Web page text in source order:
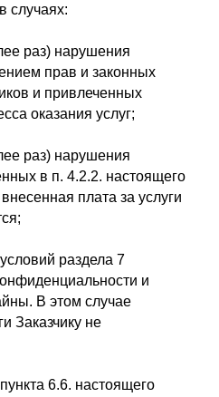
случаях:
раз) нарушения
прав и законных
и привлеченных
оказания услуг;
раз) нарушения
в п. 4.2.2. настоящего
плата за услуги
раздела 7
и
В этом случае
Заказчику не
6.6. настоящего